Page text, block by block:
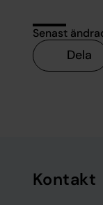
Senast
Dela
Kontakt